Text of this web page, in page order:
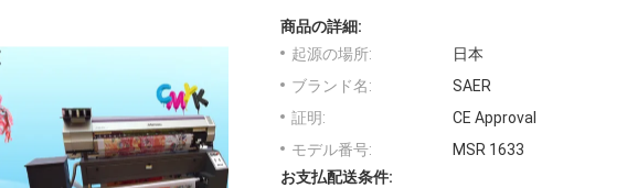
商品の詳細:
起源の場所:
日本
ブランド名:
SAER
証明:
CE Approval
モデル番号:
MSR 1633
お支払配送条件: